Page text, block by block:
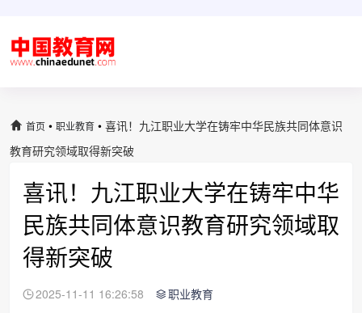
首页 • 职业教育 • 喜讯！九江职业大学在铸牢中华民族共同体意识
教育研究领域取得新突破
喜讯！九江职业大学在铸牢中华
民族共同体意识教育研究领域取
得新突破
2025-11-11 16:26:58 职业教育